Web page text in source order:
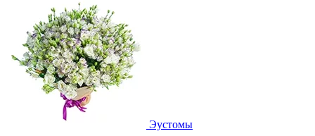
Эустомы